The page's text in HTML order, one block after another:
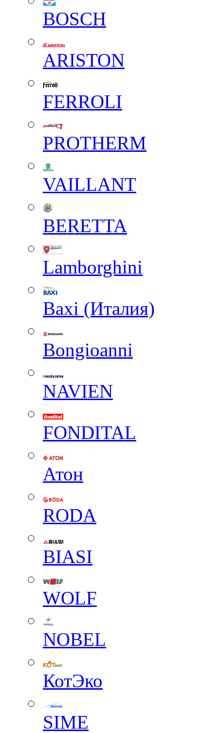
BOSCH
ARISTON
FERROLI
PROTHERM
VAILLANT
BERETTA
Lamborghini
Baxi (Италия)
Вongioanni
NAVIEN
FONDITAL
Атон
RODA
BIASI
WOLF
NOBEL
КотЭко
SIME